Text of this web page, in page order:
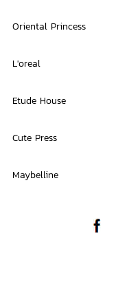
Oriental Princess
L'oreal
Etude House
Cute Press
Maybelline